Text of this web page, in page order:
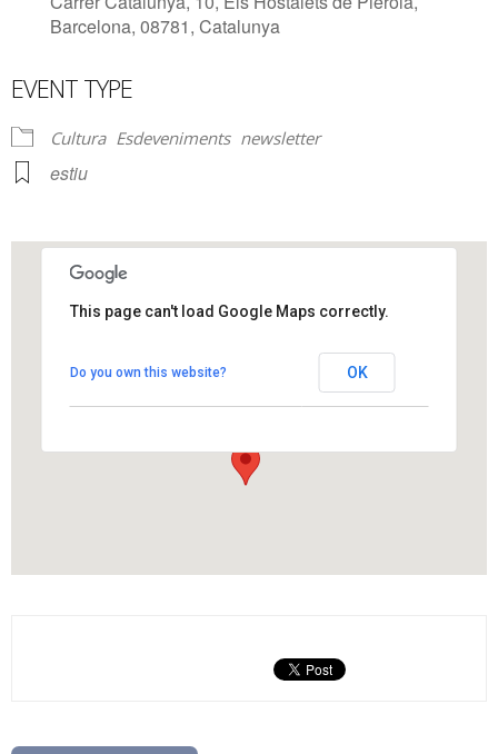
Barcelona, 08781, Catalunya
EVENT TYPE
Cultura Esdeveniments newsletter
estiu
Pierola
Carrer Catalunya, 10 - Els Hostalets de Pierola
View Events
This page can't load Google Maps correctly.
Do you own this website? OK